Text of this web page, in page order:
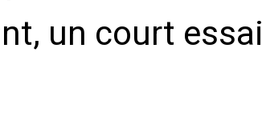
un court essai